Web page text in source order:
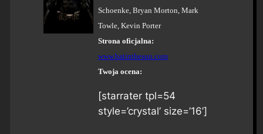
Schoenke, Bryan Morton, Mark
Towle, Kevin Porter
Strona oficjalna:
www.batinthesun.com
Twoja ocena:
[starrater tpl=54
style=’crystal’ size=’16’]